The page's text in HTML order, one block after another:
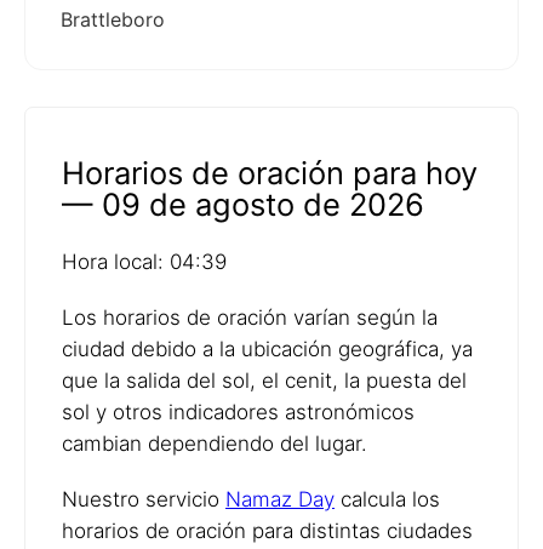
Brattleboro
Horarios de oración para hoy
— 09 de agosto de 2026
Hora local: 04:39
Los horarios de oración varían según la
ciudad debido a la ubicación geográfica, ya
que la salida del sol, el cenit, la puesta del
sol y otros indicadores astronómicos
cambian dependiendo del lugar.
Nuestro servicio Namaz Day calcula los
horarios de oración para distintas ciudades